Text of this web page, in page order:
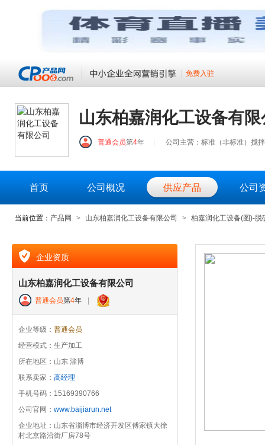
免费入驻
山东柏嘉润化工设备有限
普通会员第4年 公司主营：标准（非标准）搅
首页 公司概况 供应产品 公司
当前位置： 产品网 > 山东柏嘉润化工设备有限公司 > 柏嘉润化工设备(图)-脱
企业资质
山东柏嘉润化工设备有限公司
普通会员第4年
企业等级： 普通会员
经营模式：生产加工
所在地区：山东 淄博
联系卖家： 高经理
手机号码：15169390766
公司官网： www.baijiarun.net
企业地址：山东省淄博市经济开发区傅家镇大徐
村北京路沿街厂房78号